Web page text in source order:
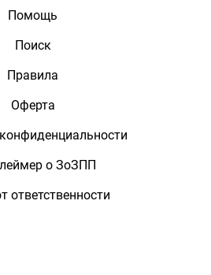
Помощь
Поиск
Правила
Оферта
о ЗоЗПП
ответственности